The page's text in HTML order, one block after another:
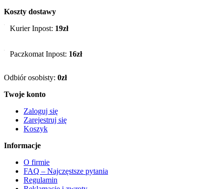
Koszty dostawy
Kurier Inpost: 19zł
Paczkomat Inpost: 16zł
Odbiór osobisty: 0zł
Twoje konto
Zaloguj się
Zarejestruj się
Koszyk
Informacje
O firmie
FAQ – Najczęstsze pytania
Regulamin